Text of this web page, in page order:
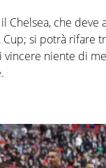
Chelsea, che deve
Cup; si potrà rifare
vincere niente di